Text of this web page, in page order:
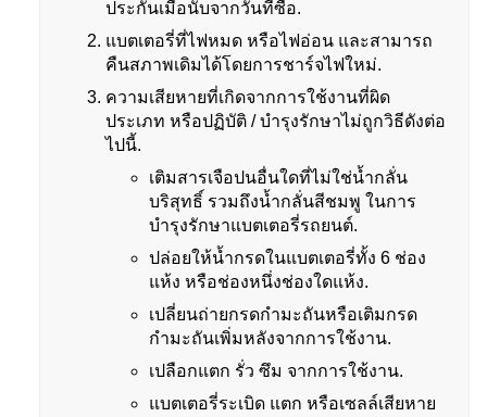
ประกันเมื่อนับจากวันที่ซื้อ.
แบตเตอรี่ที่ไฟหมด หรือไฟอ่อน และสามารถ
คืนสภาพเดิมได้โดยการชาร์จไฟใหม่.
ความเสียหายที่เกิดจากการใช้งานที่ผิด
ประเภท หรือปฏิบัติ / บำรุงรักษาไม่ถูกวิธีดังต่อ
ไปนี้.
เติมสารเจือปนอื่นใดที่ไม่ใช่น้ำกลั่น
บริสุทธิ์ รวมถึงน้ำกลั่นสีชมพู ในการ
บำรุงรักษาแบตเตอรี่รถยนต์.
ปล่อยให้น้ำกรดในแบตเตอรี่ทั้ง 6 ช่อง
แห้ง หรือช่องหนึ่งช่องใดแห้ง.
เปลี่ยนถ่ายกรดกำมะถันหรือเติมกรด
กำมะถันเพิ่มหลังจากการใช้งาน.
เปลือกแตก รั่ว ซึม จากการใช้งาน.
แบตเตอรี่ระเบิด แตก หรือเซลล์เสียหาย